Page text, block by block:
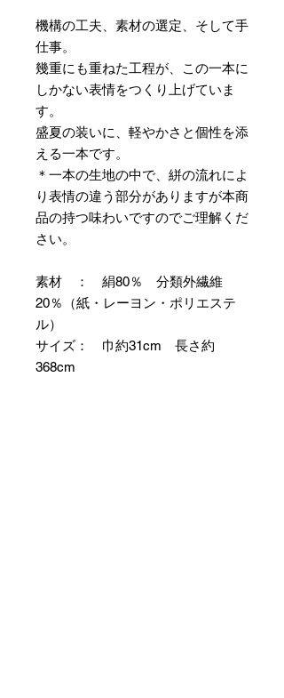
機構の工夫、素材の選定、そして手
仕事。
幾重にも重ねた工程が、この一本に
しかない表情をつくり上げていま
す。
盛夏の装いに、軽やかさと個性を添
える一本です。
＊一本の生地の中で、絣の流れによ
り表情の違う部分がありますが本商
品の持つ味わいですのでご理解くだ
さい。
素材 ： 絹80％ 分類外繊維
20％（紙・レーヨン・ポリエステ
ル）
サイズ： 巾約31cm 長さ約
368cm